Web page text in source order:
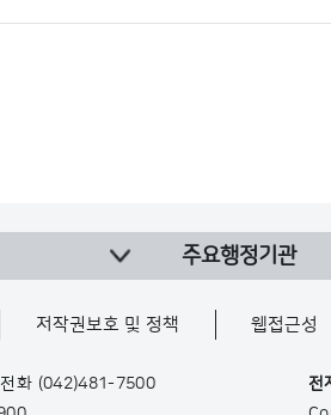
주요행정기관
저작권보호 및 정책 웹접근성
화 (042)481-7500
전